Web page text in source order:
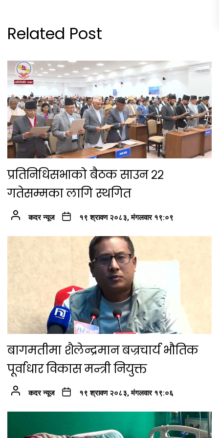
Related Post
प्रतिनिधिसभाको बैठक साउन २२
गतेसम्मका लागि स्थगित
कदर न्यूज १९ श्रावण २०८३, मंगलवार १९:०९
बागमतीमा शैलेन्द्रमान बज्रचार्य भौतिक
पूर्वाधार विकास मन्त्री नियुक्त
कदर न्यूज १९ श्रावण २०८३, मंगलवार १९:०६